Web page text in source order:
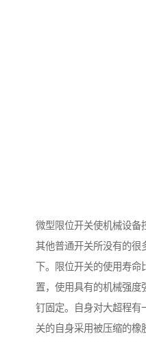
微型限位开关使机械设备
其他普通开关所没有的很
下。限位开关的使用寿
置，使用具有的机械强度
钉固定。自身对大超程有
关的自身采用被压缩的橡